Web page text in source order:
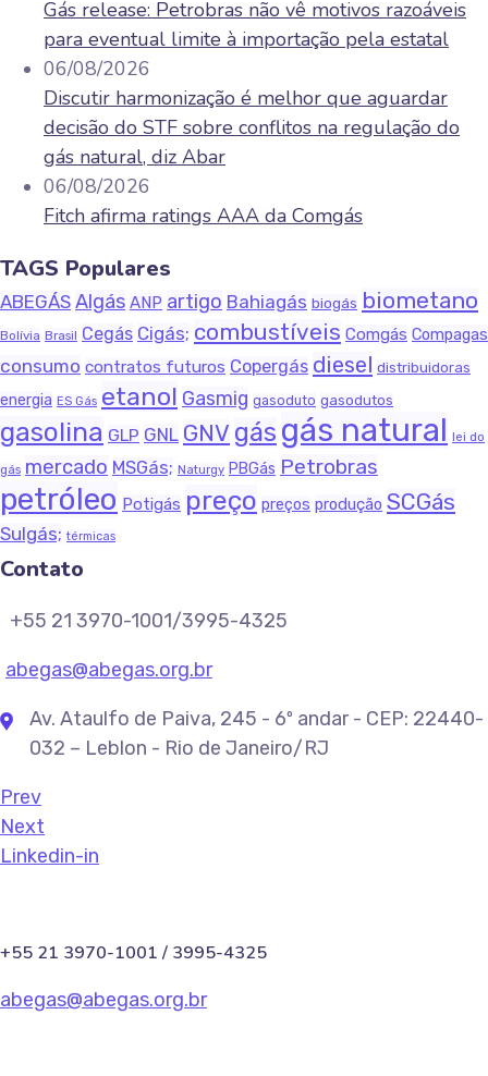
Gás release: Petrobras não vê motivos razoáveis
para eventual limite à importação pela estatal
06/08/2026
Discutir harmonização é melhor que aguardar
decisão do STF sobre conflitos na regulação do
gás natural, diz Abar
06/08/2026
Fitch afirma ratings AAA da Comgás
TAGS Populares
ABEGÁS Algás ANP artigo Bahiagás biogás biometano
Bolívia Brasil Cegás Cigás; combustíveis Comgás Compagas
consumo contratos futuros Copergás diesel distribuidoras
energia ES Gás etanol Gasmig gasoduto gasodutos
gasolina GLP GNL GNV gás gás natural lei do
gás mercado MSGás; Naturgy PBGás Petrobras
petróleo Potigás preço preços produção SCGás
Sulgás; térmicas
Contato
+55 21 3970-1001/3995-4325
abegas@abegas.org.br
Av. Ataulfo de Paiva, 245 - 6º andar - CEP: 22440-
032 – Leblon - Rio de Janeiro/RJ
Prev
Next
Linkedin-in
+55 21 3970-1001 / 3995-4325
abegas@abegas.org.br